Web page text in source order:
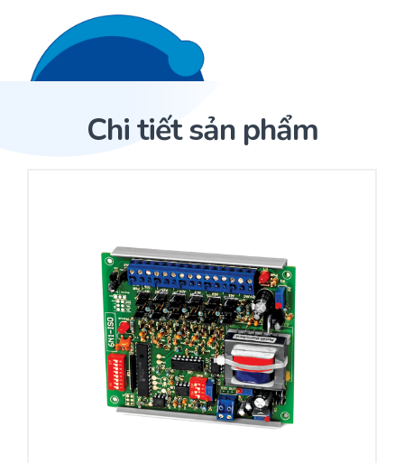
Trang Chủ
Cảm biến ACI
Nhà phân phối cảm biến
Nhà sản xuất thiết bị điều khiển
Cung cấp giải pháp quản lý cho toà nhà (BMS)
Bảo trì – Bảo dưỡng hệ thống
Yêu cầu báo giá
Chi tiết sản phẩm